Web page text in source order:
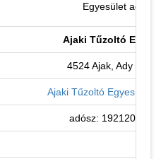
Egyesület adatai
Ajaki Tűzoltó
4524 Ajak, Ady E. út
Ajaki Tűzoltó Egyesület
adósz: 19212027-